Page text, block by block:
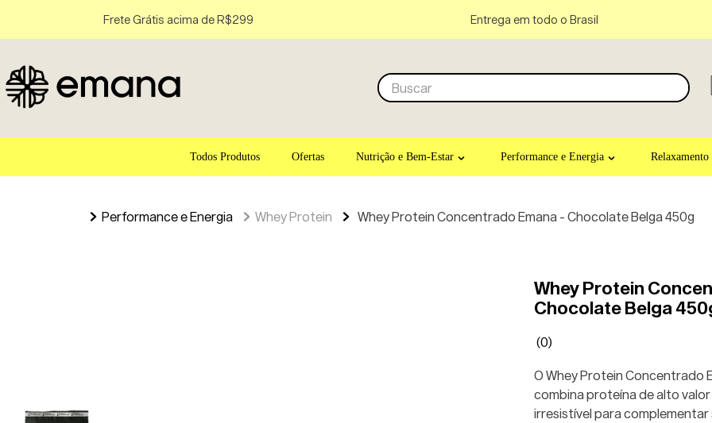
Frete Grátis acima de R$299 Entrega em todo o Brasil
Buscar
Todos Produtos Ofertas Nutrição e Bem-Estar Performance e Energia Relaxamento
Performance e Energia Whey Protein Whey Protein Concentrado Emana - Chocolate Belga 450g
Whey Protein
Chocolate Belga
(0)
O Whey Protein Concentrado
combina proteína de alto
irresistível para